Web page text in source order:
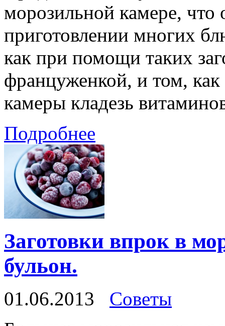
морозильной камере,
приготовлении многих
как при помощи таких
француженкой, и том, как
камеры кладезь
Подробнее
Заготовки впрок в
бульон.
01.06.2013
Советы